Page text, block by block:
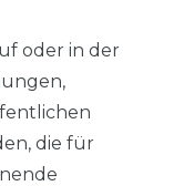
oder in der
die für